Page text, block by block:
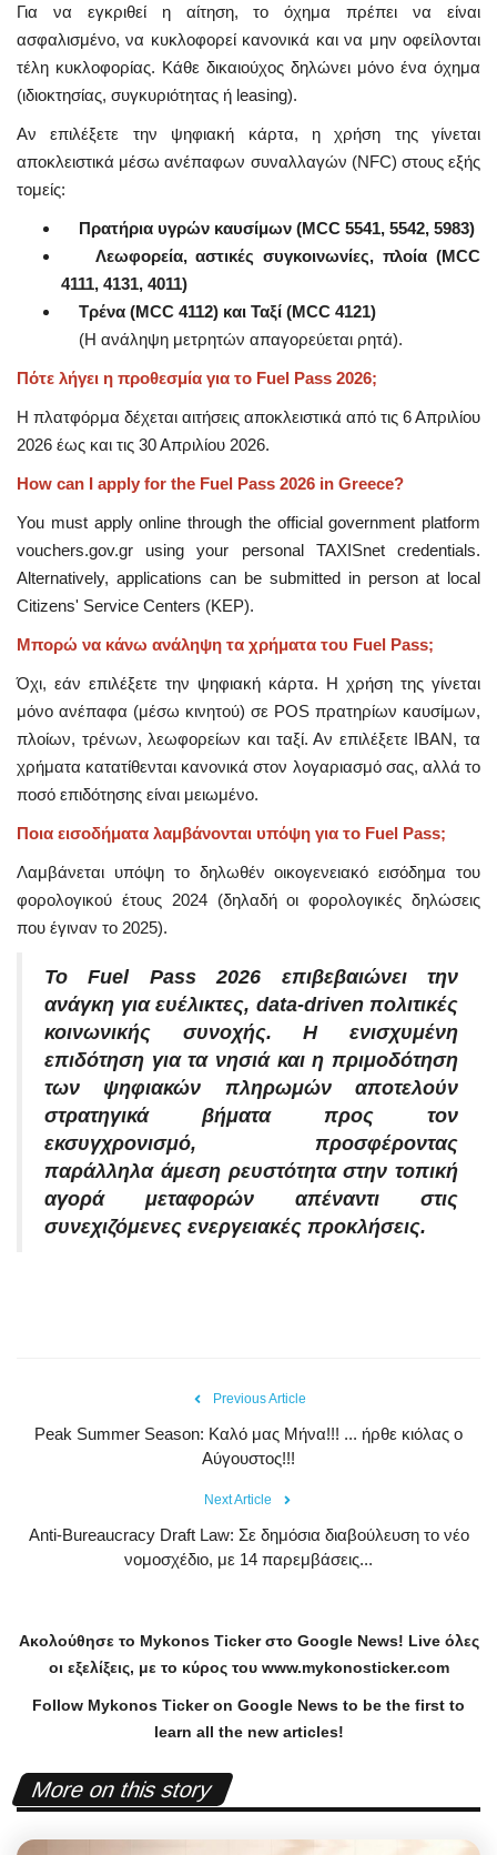
Για να εγκριθεί η αίτηση, το όχημα πρέπει να είναι
ασφαλισμένο, να κυκλοφορεί κανονικά και να μην οφείλονται
τέλη κυκλοφορίας. Κάθε δικαιούχος δηλώνει μόνο ένα όχημα
(ιδιοκτησίας, συγκυριότητας ή leasing).
Αν επιλέξετε την ψηφιακή κάρτα, η χρήση της γίνεται
αποκλειστικά μέσω ανέπαφων συναλλαγών (NFC) στους εξής
τομείς:
Πρατήρια υγρών καυσίμων (MCC 5541, 5542, 5983)
Λεωφορεία, αστικές συγκοινωνίες, πλοία (MCC
4111, 4131, 4011)
Τρένα (MCC 4112) και Ταξί (MCC 4121)
(Η ανάληψη μετρητών απαγορεύεται ρητά).
Πότε λήγει η προθεσμία για το Fuel Pass 2026;
Η πλατφόρμα δέχεται αιτήσεις αποκλειστικά από τις 6 Απριλίου
2026 έως και τις 30 Απριλίου 2026.
How can I apply for the Fuel Pass 2026 in Greece?
You must apply online through the official government platform
vouchers.gov.gr using your personal TAXISnet credentials.
Alternatively, applications can be submitted in person at local
Citizens' Service Centers (KEP).
Μπορώ να κάνω ανάληψη τα χρήματα του Fuel Pass;
Όχι, εάν επιλέξετε την ψηφιακή κάρτα. Η χρήση της γίνεται
μόνο ανέπαφα (μέσω κινητού) σε POS πρατηρίων καυσίμων,
πλοίων, τρένων, λεωφορείων και ταξί. Αν επιλέξετε IBAN, τα
χρήματα κατατίθενται κανονικά στον λογαριασμό σας, αλλά το
ποσό επιδότησης είναι μειωμένο.
Ποια εισοδήματα λαμβάνονται υπόψη για το Fuel Pass;
Λαμβάνεται υπόψη το δηλωθέν οικογενειακό εισόδημα του
φορολογικού έτους 2024 (δηλαδή οι φορολογικές δηλώσεις
που έγιναν το 2025).
Το Fuel Pass 2026 επιβεβαιώνει την
ανάγκη για ευέλικτες, data-driven πολιτικές
κοινωνικής συνοχής. Η ενισχυμένη
επιδότηση για τα νησιά και η πριμοδότηση
των ψηφιακών πληρωμών αποτελούν
στρατηγικά βήματα προς τον
εκσυγχρονισμό, προσφέροντας
παράλληλα άμεση ρευστότητα στην τοπική
αγορά μεταφορών απέναντι στις
συνεχιζόμενες ενεργειακές προκλήσεις.
Previous Article
Peak Summer Season: Kαλό μας Μήνα!!! ... ήρθε κιόλας ο
Αύγουστος!!!
Next Article
Anti-Bureaucracy Draft Law: Σε δημόσια διαβούλευση το νέο
νομοσχέδιο, με 14 παρεμβάσεις...
Ακολούθησε το Mykonos Tickerστο Google News! Liveόλες
οι εξελίξεις, με το κύρος του www.mykonosticker.com
Follow Mykonos Ticker on Google News to be the first to
learn all the new articles!
More on this story